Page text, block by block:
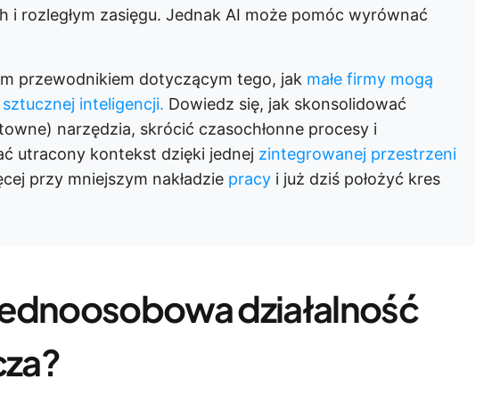
i rozległym zasięgu. Jednak AI może pomóc wyrównać
przewodnikiem dotyczącym tego, jak małe firmy mogą
inteligencji. Dowiedz się, jak skonsolidować
narzędzia, skrócić czasochłonne procesy i
utracony kontekst dzięki jednej zintegrowanej przestrzeni
przy mniejszym nakładzie pracy i już dziś położyć kres
działalność